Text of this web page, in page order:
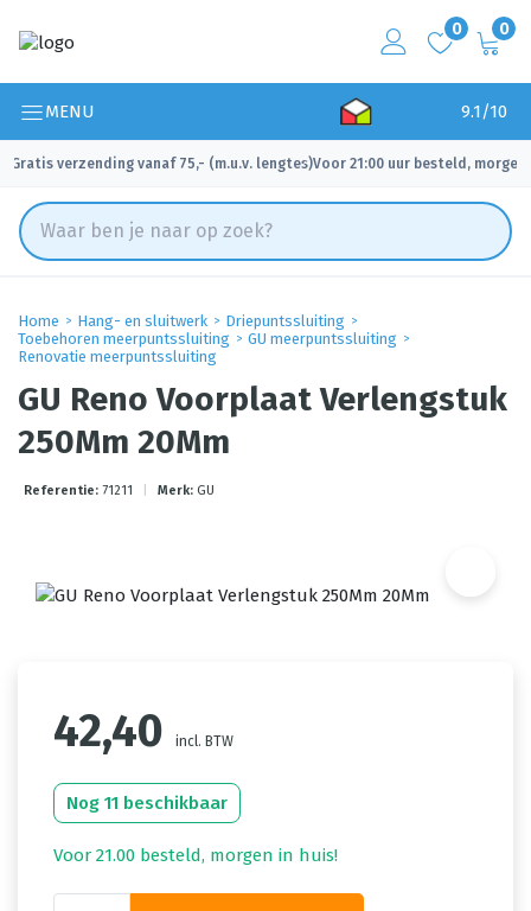
0 0
MENU 9.1/10
Gratis verzending vanaf 75,- (m.u.v. lengtes)
✓ Voor 21:00 uur besteld, morgen
Home Hang- en sluitwerk
Driepuntssluiting
Toebehoren meerpuntssluiting
GU meerpuntssluiting
Renovatie meerpuntssluiting
GU Reno Voorplaat Verlengstuk
250Mm 20Mm
Referentie: 71211 Merk: GU
42,40 incl. BTW
Nog 11 beschikbaar
Voor 21.00 besteld, morgen in huis!